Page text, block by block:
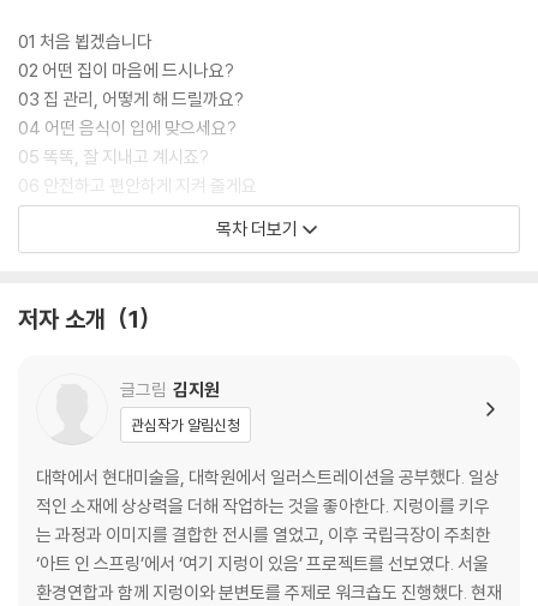
힘을 얻었다. 아스트리드 린드그렌 추모문학상(ALMA)을 수상한 벨기에
작가 키티 크라우더를 비롯해 세계적인 그림책 큐레이션 플랫폼 디픽투스
(dPictus) 대표 샘 맥컬른, 한스 크리스티안 안데르센상 심사위원을 역임
한 그림책 연구자 이지원이 이 책의 새로운 시도와 균형감 있는 구성에 주
목하며 높이 평가했다. 세계 그림책의 흐름을 읽어 온 이들의 선택은 이 책
이 단지 흥미로운 주제를 다룬 책을 넘어, 지식 그림책의 가능성을 확장하
는 작업임을 보여 준다.
으로 돌아온다. 그래서 『지렁이 키우지렁』은 한 번 읽고 덮는 정보서가 아
묻는 책이며, 책장을 덮은 뒤에도 손을 움직이게 만드는 책이다.
01 처음 뵙겠습니다
02 어떤 집이 마음에 드시나요?
03 집 관리, 어떻게 해 드릴까요?
04 어떤 음식이 입에 맞으세요?
05 똑똑, 잘 지내고 계시죠?
06 안전하고 편안하게 지켜 줄게요
07 거기, 누가 또 있나요?
목차 더보기
저자 소개 1
글그림 김지원
관심작가 알림신청
대학에서 현대미술을, 대학원에서 일러스트레이션을 공부했다. 일상
적인 소재에 상상력을 더해 작업하는 것을 좋아한다. 지렁이를 키우
는 과정과 이미지를 결합한 전시를 열었고, 이후 국립극장이 주최한
‘아트 인 스프링’에서 ‘여기 지렁이 있음’ 프로젝트를 선보였다. 서울
환경연합과 함께 지렁이와 분변토를 주제로 워크숍도 진행했다. 현재